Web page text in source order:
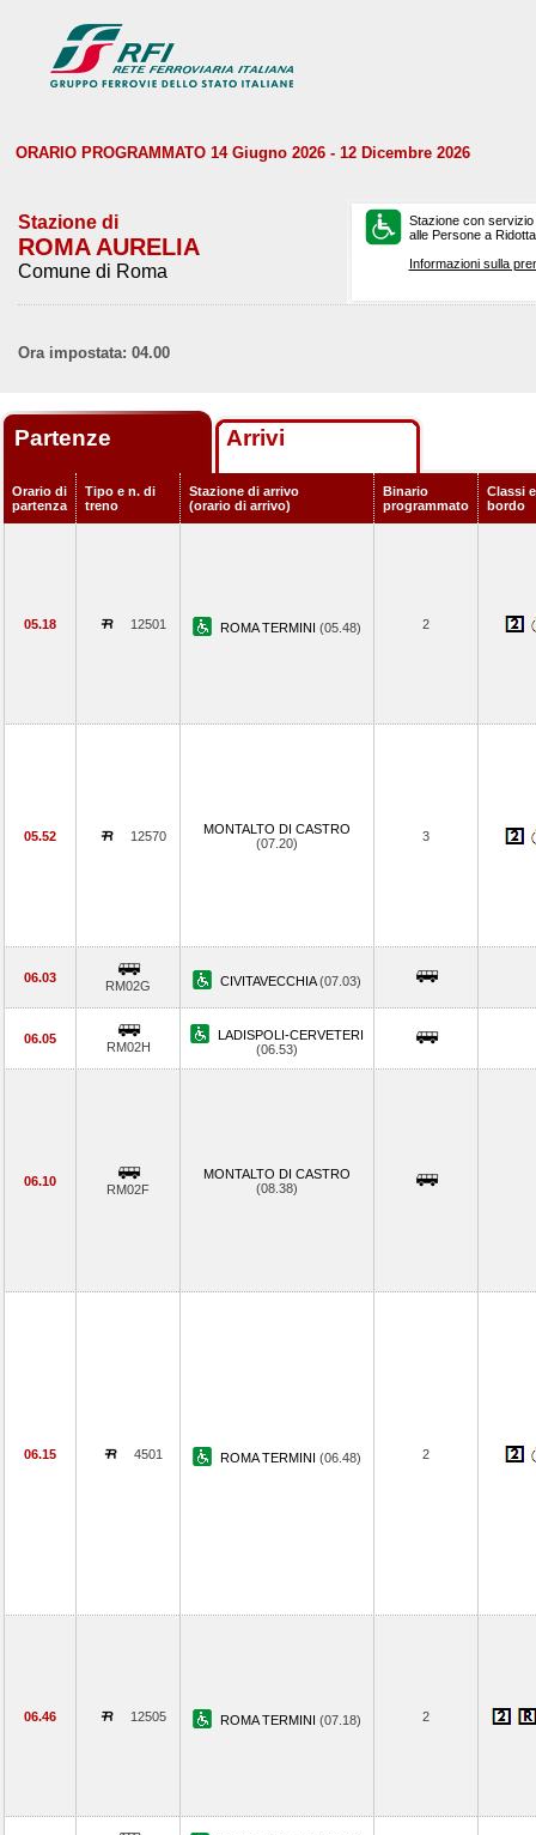
ORARIO PROGRAMMATO 14 Giugno 2026 - 12 Dicembre 2026
Stazione di
ROMA AURELIA
Comune di Roma
Stazione con
alle Persone a
Informazioni sulla
Ora impostata: 04.00
Partenze Arrivi
Orario di
partenza
Tipo e n. di
treno
Stazione di arrivo
(orario di arrivo)
Binario
programmato
Classi
bordo
05.18 12501 ROMA TERMINI (05.48) 2
05.52 12570
MONTALTO DI CASTRO
(07.20)
3
06.03
RM02G CIVITAVECCHIA(07.03)
06.05
RM02H
LADISPOLI-CERVETERI
(06.53)
06.10
RM02F
MONTALTO DI CASTRO
(08.38)
06.15 4501 ROMA TERMINI (06.48) 2
06.46 12505 ROMA TERMINI (07.18) 2